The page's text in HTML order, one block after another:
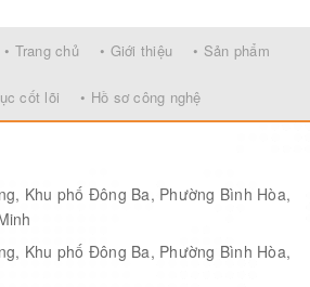
chu.
• Trang chủ • Giới thiệu • Sản phẩm
cốt lõi • Hồ sơ công nghệ
Khu phố Đông Ba, Phường Bình Hòa,
Khu phố Đông Ba, Phường Bình Hòa,